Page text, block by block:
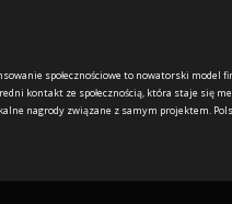
społecznościowe to nowatorski model
kontakt ze społecznością, która staje się
nagrody związane z samym projektem.